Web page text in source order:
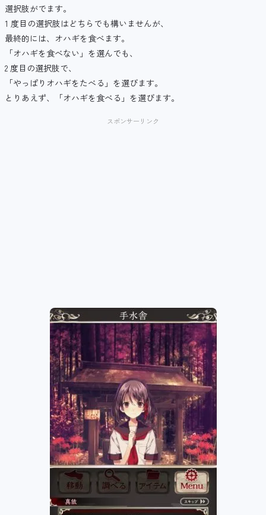
選択肢がでます。
1 度目の選択肢はどちらでも構いませんが、
最終的には、オハギを食べます。
「オハギを食べない」を選んでも、
2 度目の選択肢で、
「やっぱりオハギをたべる」を選びます。
とりあえず、「オハギを食べる」を選びます。
スポンサーリンク